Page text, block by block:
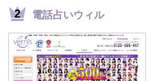
電話占いウィル